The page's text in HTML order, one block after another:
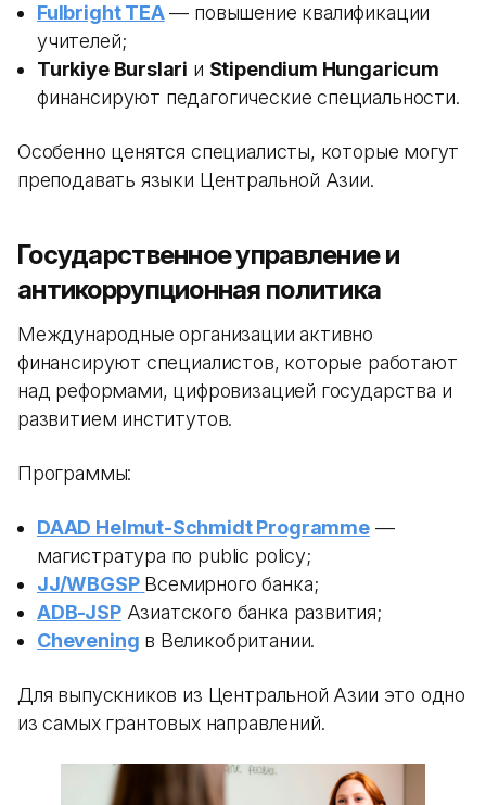
Fulbright TEA— повышение квалификации
учителей;
Turkiye Burslari и Stipendium Hungaricum
финансируют педагогические специальности.
Особенно ценятся специалисты, которые могут
преподавать языки Центральной Азии.
Государственное управление и
антикоррупционная политика
Международные организации активно
финансируют специалистов, которые работают
над реформами, цифровизацией государства и
развитием институтов.
Программы:
DAAD Helmut-Schmidt Programme—
магистратура по public policy;
JJ/WBGSP Всемирного банка;
ADB-JSPАзиатского банка развития;
Chevening в Великобритании.
Для выпускников из Центральной Азии это одно
из самых грантовых направлений.